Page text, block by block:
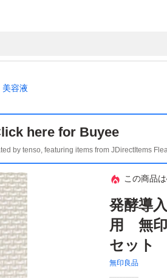
美容液
here for Buyee
by tenso, featuring items from JDirectItems
この商品は
発酵導
用 無
セット
無印良品